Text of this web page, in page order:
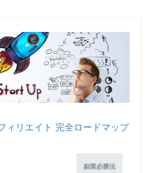
ィリエイト 完全ロードマップ
副業必勝法